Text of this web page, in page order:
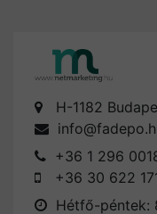
H-1182
+36 1 296
+36 30 622
Hétfő-péntek: